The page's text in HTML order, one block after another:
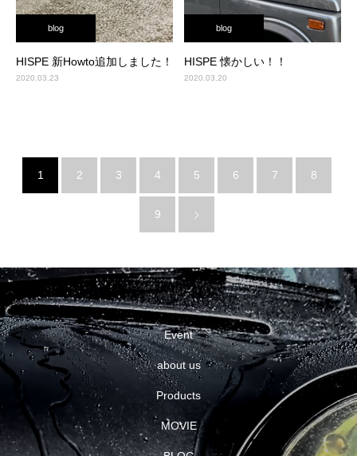
blog
HISPE 新Howto追加しました！
2020.03.23
blog
HISPE 懐かしい！！
2020.03.20
1 2 3 4 5 6 7 8
9
Event
about us
Products
MOVIE